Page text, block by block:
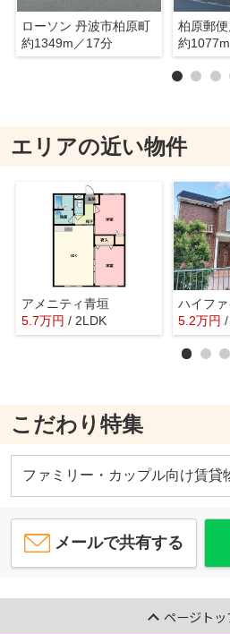
ローソン 丹波市柏原町
約1349m／17分
柏原郵便
約
エリアの近い物件
アメニティ青垣
5.7万円 / 2LDK
ハイフ
5.2万円
こだわり特集
ファミリー・カップル向け賃貸
メールで共有する
ページト